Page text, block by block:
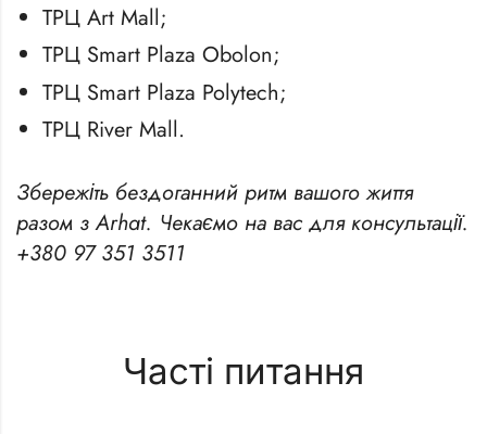
ТРЦ Art Mall;
ТРЦ Smart Plaza Obolon;
ТРЦ Smart Plaza Polytech;
ТРЦ River Mall.
Збережіть бездоганний ритм вашого життя
разом з Arhat. Чекаємо на вас для консультації.
+380 97 351 3511
Часті питання